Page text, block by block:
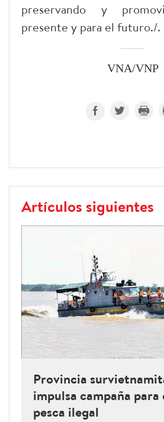
preservando y
presente y para el futuro./.
VNA/VNP
Artículos siguientes
Provincia
impulsa campaña
pesca ilegal